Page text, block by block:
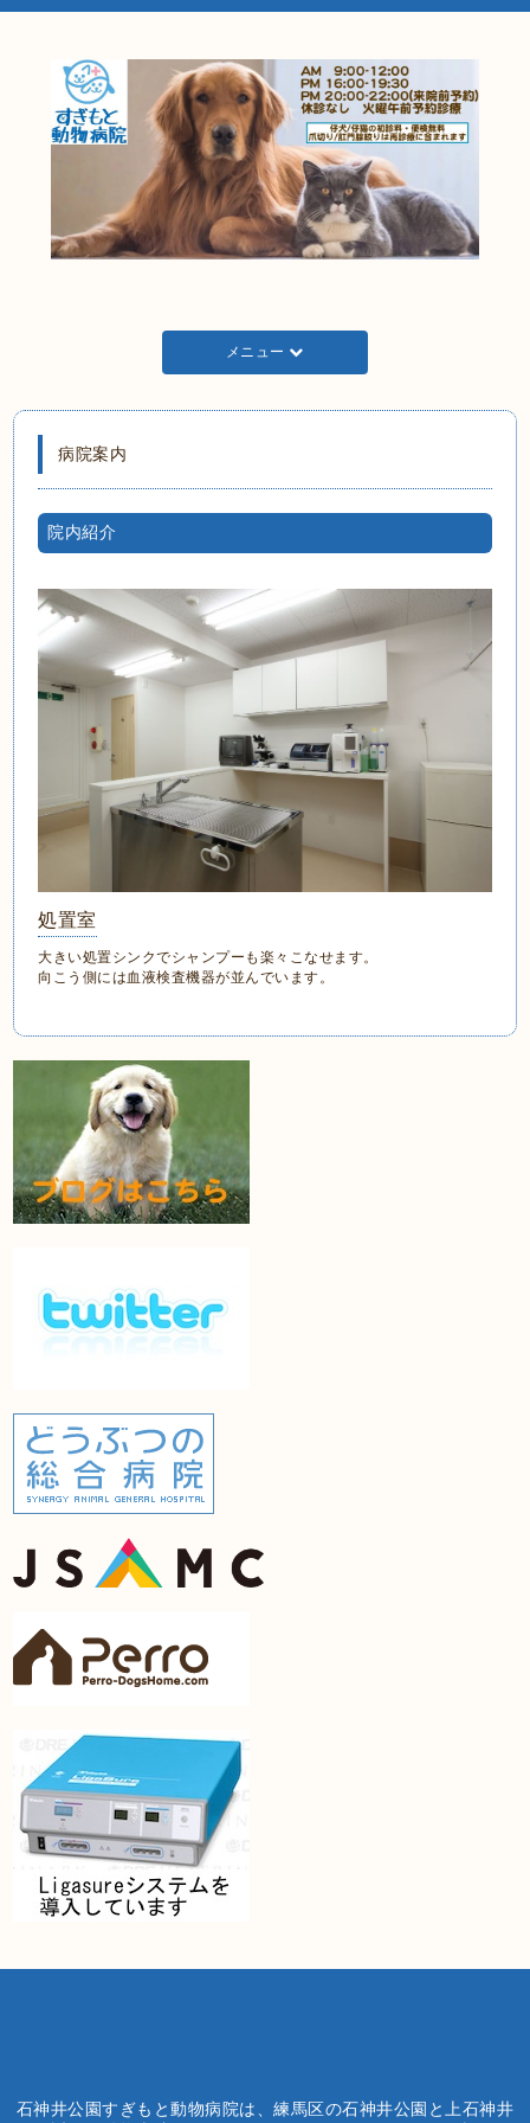
メニュー
病院案内
院内紹介
処置室
大きい処置シンクでシャンプーも楽々こなせます。
向こう側には血液検査機器が並んでいます。
石神井公園すぎもと動物病院は、練馬区の石神井公園と上石神井